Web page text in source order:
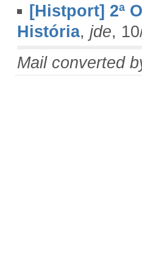
[Histport] 2ª
História, jde,
Mail converted